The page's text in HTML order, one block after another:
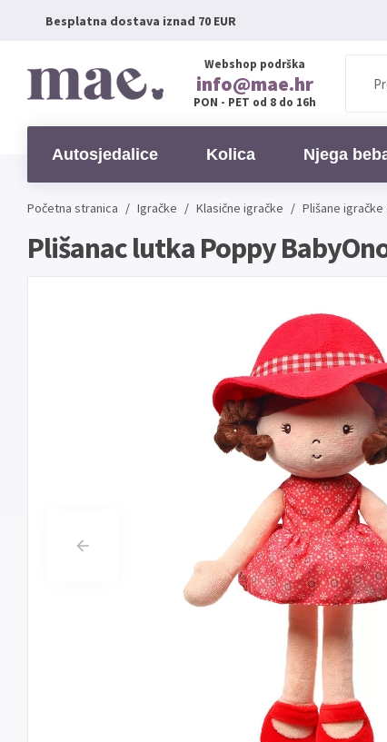
Besplatna dostava iznad 70 EUR
Webshop podrška
info@mae.hr
PON - PET od 8 do 16h
Autosjedalice Kolica Njega
Početna stranica / Igračke / Klasične igračke / Plišane igračke
Plišanac lutka Poppy